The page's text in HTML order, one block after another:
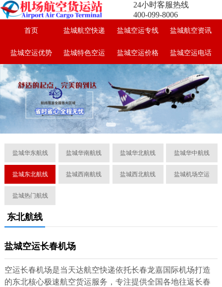
24小时客服热线
400-099-8006
首页 盐城航空快递 盐城空运专线 盐城航空资讯
盐城空运优势 盐城特色空运 盐城空运价格 盐城空运电话
盐城华东航线 盐城华南航线 盐城华北航线 盐城华中航线
盐城东北航线 盐城西南航线 盐城西北航线 盐城机场空运
盐城热门航线
东北航线
盐城空运长春机场
空运长春机场是当天达航空快递依托长春龙嘉国际机场打造
的东北核心极速航空货运服务，专注提供全国各地往返长春